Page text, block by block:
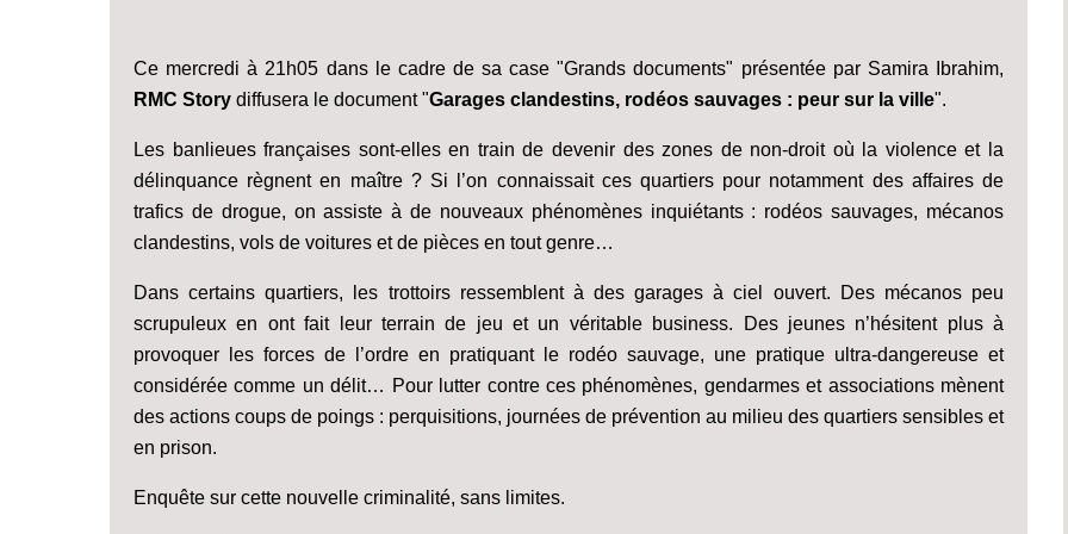
Ce mercredi à 21h05 dans le cadre de sa case "Grands documents" présentée par Samira Ibrahim,
RMC Story diffusera le document "Garages clandestins, rodéos sauvages : peur sur la ville".
Les banlieues françaises sont-elles en train de devenir des zones de non-droit où la violence et la
délinquance règnent en maître ? Si l’on connaissait ces quartiers pour notamment des affaires de
trafics de drogue, on assiste à de nouveaux phénomènes inquiétants : rodéos sauvages, mécanos
clandestins, vols de voitures et de pièces en tout genre…
Dans certains quartiers, les trottoirs ressemblent à des garages à ciel ouvert. Des mécanos peu
scrupuleux en ont fait leur terrain de jeu et un véritable business. Des jeunes n’hésitent plus à
provoquer les forces de l’ordre en pratiquant le rodéo sauvage, une pratique ultra-dangereuse et
considérée comme un délit… Pour lutter contre ces phénomènes, gendarmes et associations mènent
des actions coups de poings : perquisitions, journées de prévention au milieu des quartiers sensibles et
en prison.
Enquête sur cette nouvelle criminalité, sans limites.